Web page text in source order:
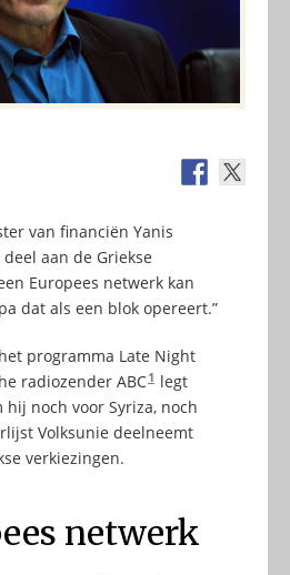
van financiën Yanis
aan de Griekse
Europees netwerk kan
dat als een blok opereert.”
programma Late Night
radiozender ABC1 legt
noch voor Syriza, noch
Volksunie deelneemt
verkiezingen.
netwerk